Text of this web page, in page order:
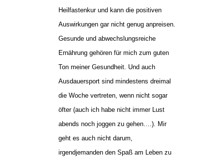
Heilfastenkur und kann die positiven
Auswirkungen gar nicht genug anpreisen.
Gesunde und abwechslungsreiche
Ernährung gehören für mich zum guten
Ton meiner Gesundheit. Und auch
Ausdauersport sind mindestens dreimal
die Woche vertreten, wenn nicht sogar
öfter (auch ich habe nicht immer Lust
abends noch joggen zu gehen….). Mir
geht es auch nicht darum,
irgendjemanden den Spaß am Leben zu